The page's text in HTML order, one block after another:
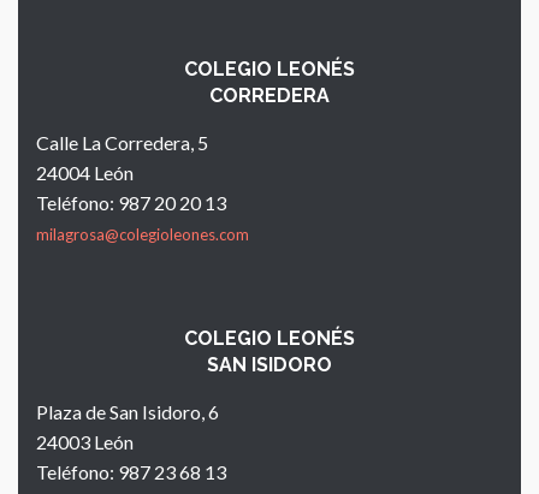
COLEGIO LEONÉS
CORREDERA
Calle La Corredera, 5
24004 León
Teléfono: 987 20 20 13
milagrosa@colegioleones.com
COLEGIO LEONÉS
SAN ISIDORO
Plaza de San Isidoro, 6
24003 León
Teléfono: 987 23 68 13